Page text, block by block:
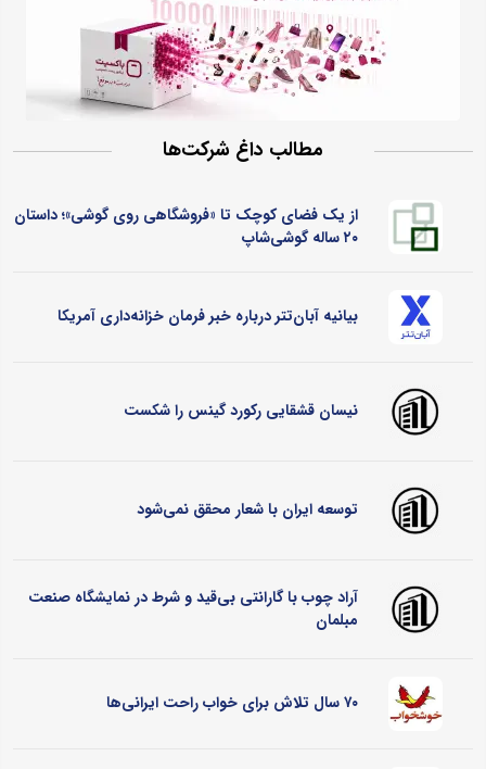
مطالب داغ شرکت‌ها
از یک فضای کوچک تا «فروشگاهی روی گوشی»؛ داستان
۲۰ ساله گوشی‌شاپ
بیانیه آبان‌تتر درباره خبر فرمان خزانه‌داری آمریکا
نیسان قشقایی رکورد گینس را شکست
توسعه ایران با شعار محقق نمی‌شود
آراد چوب با گارانتی بی‌قید و شرط در نمایشگاه صنعت
مبلمان
۷۰ سال تلاش برای خواب راحت ایرانی‌ها